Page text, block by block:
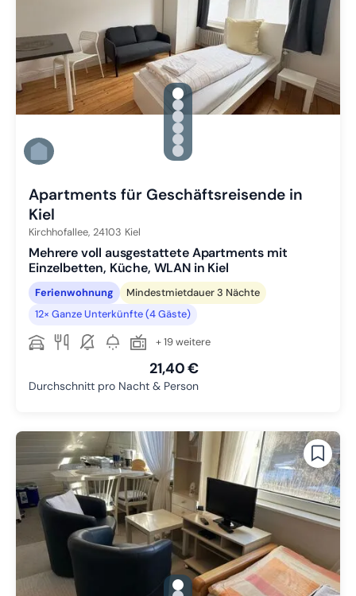
gallery.slide_selector
Zu Slide 1 wechseln
Zu Slide 2 wechseln
Zu Slide 3 wechseln
Zu Slide 4 wechseln
Zu Slide 5 wechseln
Zu Slide 6 wechseln
Apartments für Geschäftsreisende in
Kiel
Kirchhofallee, 24103 Kiel
Mehrere voll ausgestattete Apartments mit
Einzelbetten, Küche, WLAN in Kiel
Ferienwohnung
Mindestmietdauer 3 Nächte
12× Ganze Unterkünfte (4 Gäste)
+ 19 weitere
21,40 €
Durchschnitt pro Nacht & Person
gallery.slide_selector